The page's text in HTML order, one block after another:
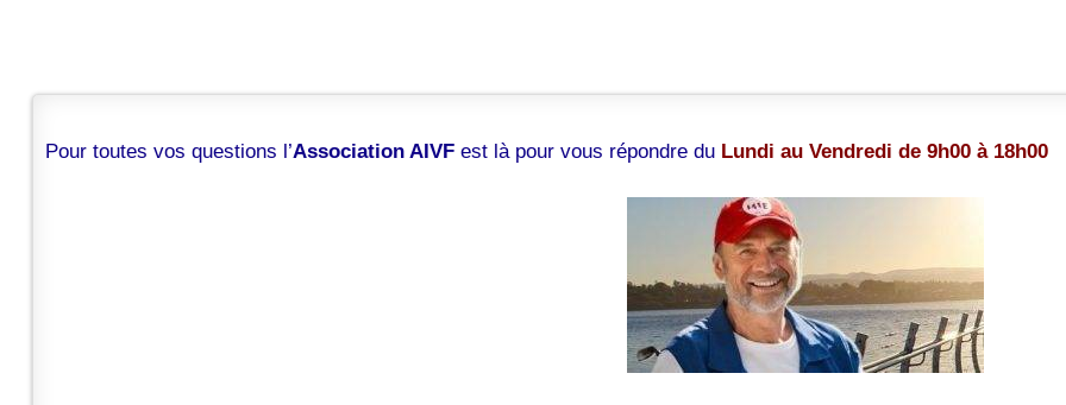
Pour toutes vos questions l’Association AIVF est là pour vous répondre du Lundi au Vendredi de 9h00 à 18h00